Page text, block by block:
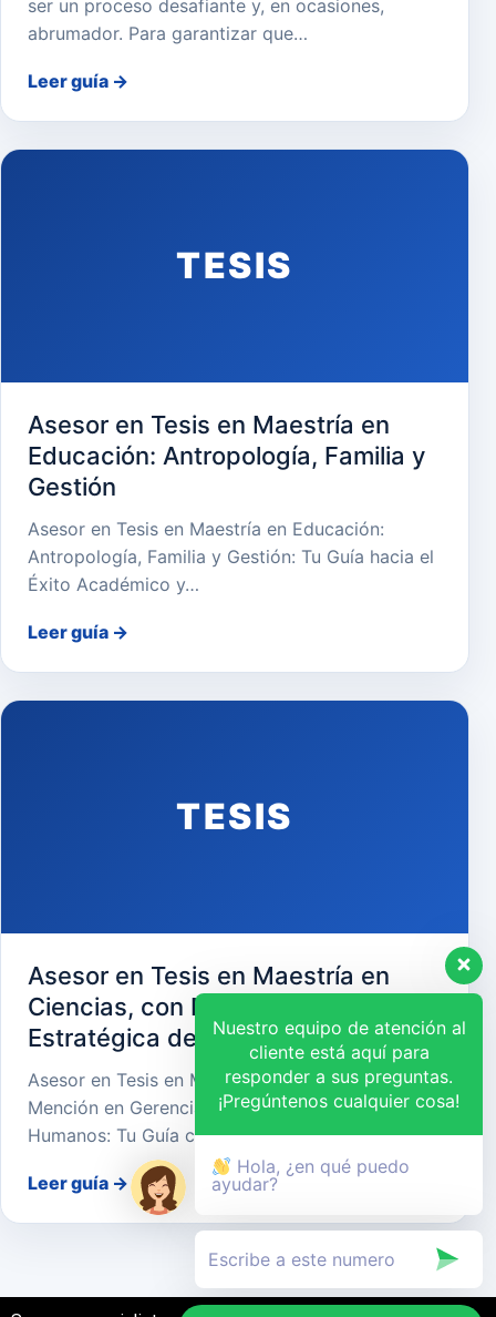
ser un proceso desafiante y, en ocasiones,
abrumador. Para garantizar que…
Leer guía →
TESIS
Asesor en Tesis en Maestría en
Educación: Antropología, Familia y
Gestión
Asesor en Tesis en Maestría en Educación:
Antropología, Familia y Gestión: Tu Guía hacia el
Éxito Académico y…
Leer guía →
TESIS
Asesor en Tesis en Maestría en
Ciencias, con Mención en Gerencia
Estratégica de Recursos Humanos
Asesor en Tesis en Maestría en Ciencias, con
Mención en Gerencia Estratégica de Recursos
Humanos: Tu Guía cara…
Leer guía →
Nuestro equipo de atención al
cliente está aquí para
responder a sus preguntas.
¡Pregúntenos cualquier cosa!
Hola, ¿en qué puedo
ayudar?